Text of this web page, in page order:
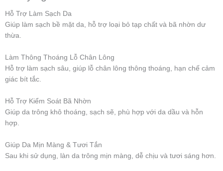
Hỗ Trợ Làm Sạch Da
Giúp làm sạch bề mặt da, hỗ trợ loại bỏ tạp chất và bã nhờn dư
thừa.
Làm Thông Thoáng Lỗ Chân Lông
Hỗ trợ làm sạch sâu, giúp lỗ chân lông thông thoáng, hạn chế cảm
giác bít tắc.
Hỗ Trợ Kiểm Soát Bã Nhờn
Giúp da trông khô thoáng, sạch sẽ, phù hợp với da dầu và hỗn
hợp.
Giúp Da Mịn Màng & Tươi Tắn
Sau khi sử dụng, làn da trông mịn màng, dễ chịu và tươi sáng hơn.